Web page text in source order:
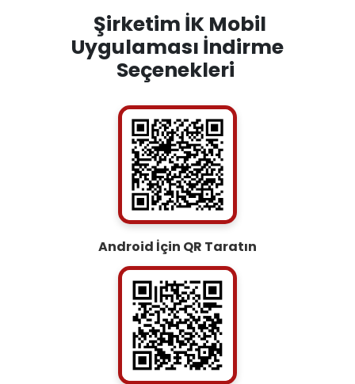
Şirketim İK Mobil
Uygulaması İndirme
Seçenekleri
Android İçin QR Taratın